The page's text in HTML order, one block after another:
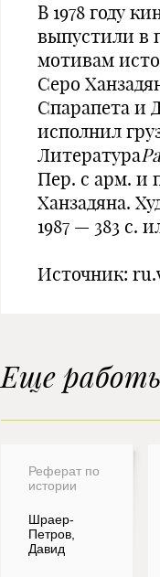
В 1978 году
выпустили в
мотивам
Серо
Спарапета и
исполнил
Литература
Пер. с арм. и
Ханзадяна.
1987 — 383 с.
Источник:
Еще
Реферат по
истории
Шраер-
Петров,
Давид